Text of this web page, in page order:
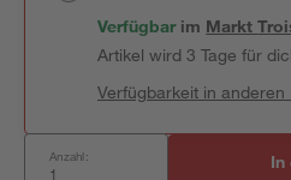
Verfügbar im Markt
Artikel wird 3 Tage für
Verfügbarkeit in anderen
Anzahl: In